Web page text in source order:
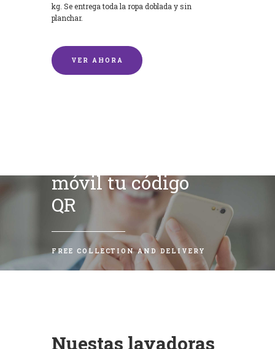
kg. Se entrega toda la ropa doblada y sin
planchar.
VER AHORA
móvil tu código
QR
FREE COLLECTION AND DELIVERY
Nuestas lavadoras